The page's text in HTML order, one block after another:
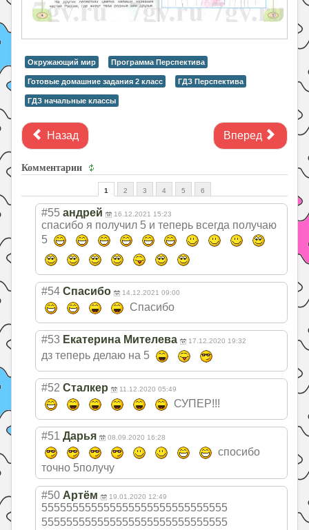
Окружающий мир Программа Перспектива
Готовые домашние задания 2 класс ГДЗ Перспектива
ГДЗ начальные классы
Назад Вперед
Комментарии
1 2 3 4 5 6
#55 андрей 16.12.2021 15:23
спасибо я получил 5 и теперь всегда получаю
5
#54 Спасибо 14.12.2021 09:00
Спасибо
#53 Екатерина Мителева 17.12.2020 19:32
дз теперь делаю на 5
#52 Сталкер 11.12.2020 05:49
СУПЕР!!!
#51 Дарья 08.09.2020 16:28
спосибо
точно 5получу
#50 Артём 19.01.2020 12:49
555555555555555555555555555555
555555555555555555555555555555